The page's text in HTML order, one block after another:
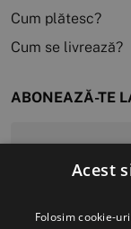
Cum plătesc?
Cum se livrează?
ABONEAZĂ-TE
Acest
Folosim cookie-